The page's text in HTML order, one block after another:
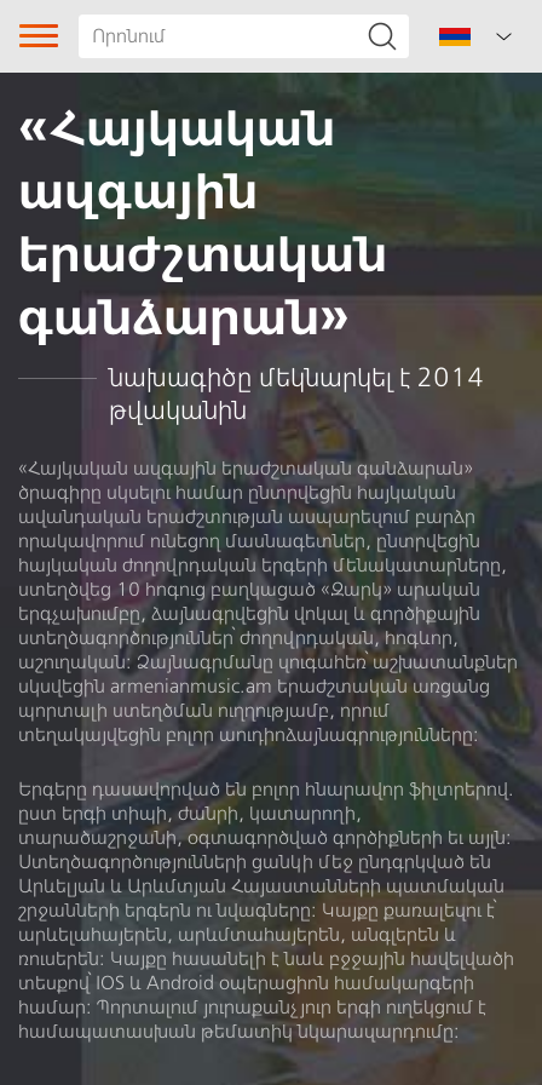
Երգի տիպը
Ենթաժանր
Տարածաշրջան
Հեղինակ
Կատարող
Նուագարան
Ձայնադարան Տեսադարան
Մեր մասին Գրադարան
Լիցենզիա
«Հայկական
ազգային
երաժշտական
գանձարան»
նախագիծը մեկնարկել է 2014
թվականին
«Հայկական ազգային երաժշտական գանձարան»
ծրագիրը սկսելու համար ընտրվեցին հայկական
ավանդական երաժշտության ասպարեզում բարձր
որակավորում ունեցող մասնագետներ, ընտրվեցին
հայկական ժողովրդական երգերի մենակատարները,
ստեղծվեց 10 հոգուց բաղկացած «Զարկ» արական
երգչախումբը, ձայնագրվեցին վոկալ և գործիքային
ստեղծագործություններ՝ ժողովրդական, հոգևոր,
աշուղական: Ձայնագրմանը զուգահեռ՝ աշխատանքներ
սկսվեցին armenianmusic.am երաժշտական առցանց
պորտալի ստեղծման ուղղությամբ, որում
տեղակայվեցին բոլոր աուդիոձայնագրությունները:
Երգերը դասավորված են բոլոր հնարավոր ֆիլտրերով.
ըստ երգի տիպի, ժանրի, կատարողի,
տարածաշրջանի, օգտագործված գործիքների եւ այլն:
Ստեղծագործությունների ցանկի մեջ ընդգրկված են
Արևելյան և Արևմտյան Հայաստանների պատմական
շրջանների երգերն ու նվագները: Կայքը քառալեզու է՝
արևելահայերեն, արևմտահայերեն, անգլերեն և
ռուսերեն։ Կայքը հասանելի է նաև բջջային հավելվածի
տեսքով՝ IOS և Android օպերացիոն համակարգերի
համար: Պորտալում յուրաքանչյուր երգի ուղեկցում է
համապատասխան թեմատիկ նկարազարդումը: